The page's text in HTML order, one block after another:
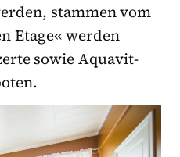
stammen vom
Etage« werden
sowie Aquavit-